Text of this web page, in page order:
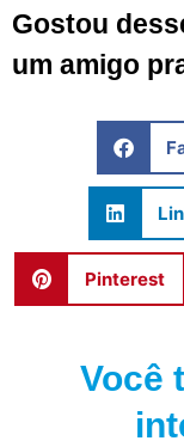
Gostou
um amigo
Pinterest
Você